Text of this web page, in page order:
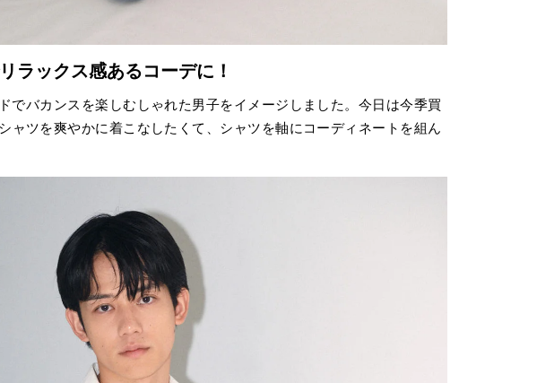
ラックス感あるコーデに！
でバカンスを楽しむしゃれた男子をイメージしました。今日は今季買
ャツを爽やかに着こなしたくて、シャツを軸にコーディネートを組ん